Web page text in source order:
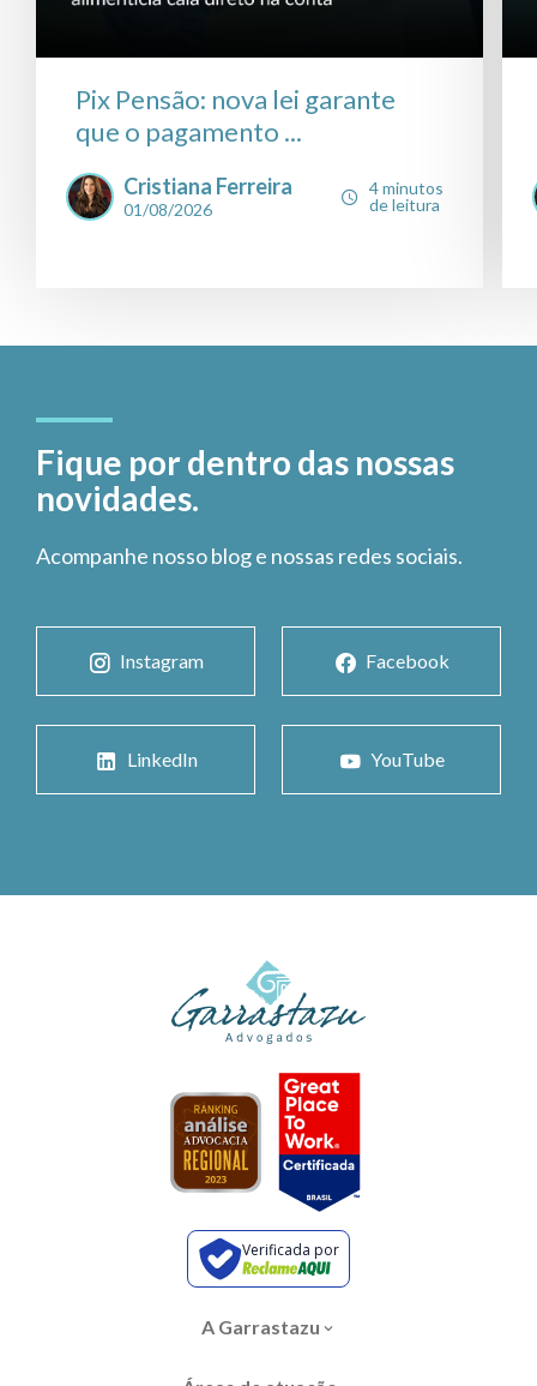
Pix Pensão: nova lei garante
que o pagamento ...
Cristiana Ferreira
01/08/2026
4 minutos
de leitura
Fique por dentro das nossas
novidades.
Acompanhe nosso blog e nossas redes sociais.
Instagram Facebook
LinkedIn YouTube
Verificada por
A Garrastazu